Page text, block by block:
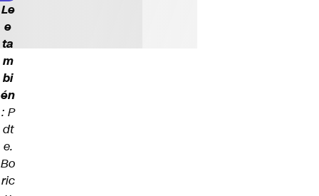
Le
e
ta
m
bi
én
: P
dt
e.
Bo
ric